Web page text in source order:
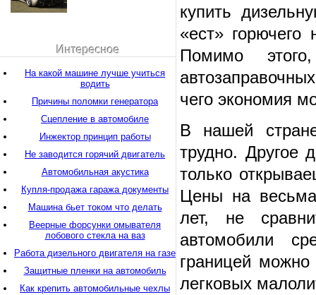
купить
«ест»
Помимо
чего экономия
В нашей
трудно. Другое
только
Цены на
лет, не
автомобили
границей
легковых
Интересное
На какой машине лучше учиться
водить
Причины поломки генератора
Сцепление в автомобиле
Инжектор принцип работы
Не заводится горячий двигатель
Автомобильная акустика
Купля-продажа гаража документы
Машина бьет током что делать
Веерные форсунки омывателя
лобового стекла на ваз
Работа дизельного двигателя на газе
Защитные пленки на автомобиль
Как крепить автомобильные чехлы